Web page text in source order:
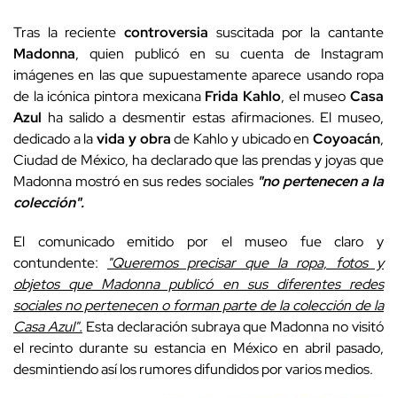
Tras la recientecontroversia suscitada por la cantante
Madonna, quien publicó en su cuenta de Instagram
imágenes en las que supuestamente aparece usando ropa
de la icónica pintora mexicana Frida Kahlo, el museoCasa
Azul ha salido a desmentir estas afirmaciones. El museo,
dedicado a lavida y obrade Kahlo y ubicado enCoyoacán,
Ciudad de México, ha declarado que las prendas y joyas que
Madonna mostró en sus redes sociales "no pertenecen a la
colección".
El comunicado emitido por el museo fue claro y
contundente:
"Queremos precisar que la ropa, fotos y
objetos que Madonna publicó en sus diferentes redes
sociales no pertenecen o forman parte de la colección de la
Casa Azul". Esta declaración subraya que Madonna no visitó
el recinto durante su estancia en México en abril pasado,
desmintiendo así los rumores difundidos por varios medios.